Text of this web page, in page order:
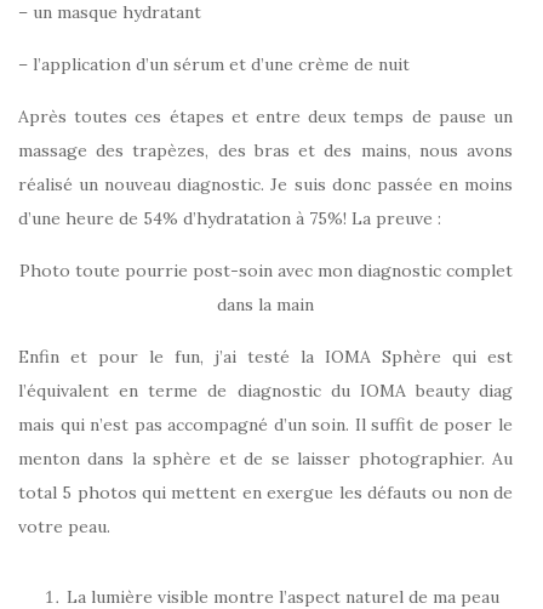
– un masque hydratant
– l’application d’un sérum et d’une crème de nuit
Après toutes ces étapes et entre deux temps de pause un
massage des trapèzes, des bras et des mains, nous avons
réalisé un nouveau diagnostic. Je suis donc passée en moins
d’une heure de 54% d’hydratation à 75%! La preuve :
Photo toute pourrie post-soin avec mon diagnostic complet
dans la main
Enfin et pour le fun, j’ai testé la IOMA Sphère qui est
l’équivalent en terme de diagnostic du IOMA beauty diag
mais qui n’est pas accompagné d’un soin. Il suffit de poser le
menton dans la sphère et de se laisser photographier. Au
total 5 photos qui mettent en exergue les défauts ou non de
votre peau.
La lumière visible montre l’aspect naturel de ma peau